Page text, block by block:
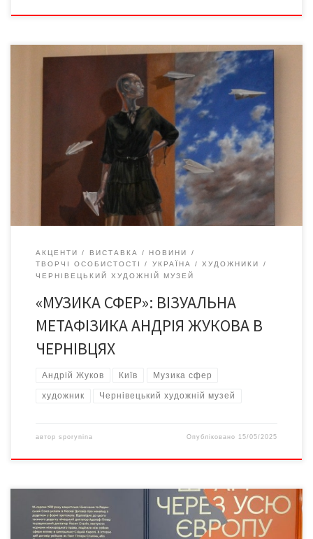
1 травня 2025-го в Чернівецькому обласному художньому
музеї відкрилася персональна виставка київського художника
Андрія Жукова під назвою «Музика сфер». Це вже друга його
експозиція в цьому музеї, що свідчить про постійний інтерес
до творчості митця. Андрій Жуков народився в 1972 році в
Києві. Освіту здобув у Видавничо-поліграфічному інституті
АКЦЕНТИ ВИСТАВКА
НОВИНИ
ТВОРЧІ ОСОБИСТОСТІ
УКРАЇНА
ХУДОЖНИКИ
ЧЕРНІВЕЦЬКИЙ ХУДОЖНІЙ МУЗЕЙ
«МУЗИКА СФЕР»: ВІЗУАЛЬНА
МЕТАФІЗИКА АНДРІЯ ЖУКОВА В
ЧЕРНІВЦЯХ
Андрій Жуков Київ Музика сфер
художник Чернівецький художній музей
автор sporynina Опубліковано 15/05/2025